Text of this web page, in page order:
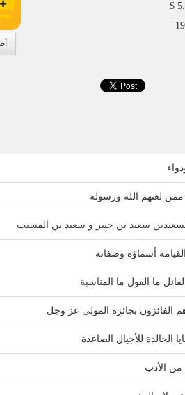
ممن لعنهم الله ورسوله
سعيد بن جبير و سعيد بن المسيب
أسماؤه وصفاته
ما القول ما المناسبة
الفائزون بجائزة المولى عز وجل
الخالدة للأجيال الصاعدة
الأدب